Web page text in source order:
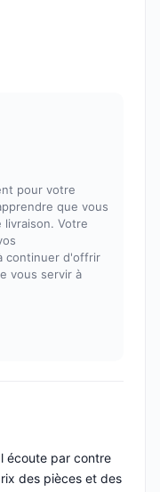
pour votre
que vous
livraison. Votre
continuer d'offrir
vous servir à
écoute par contre
des pièces et des